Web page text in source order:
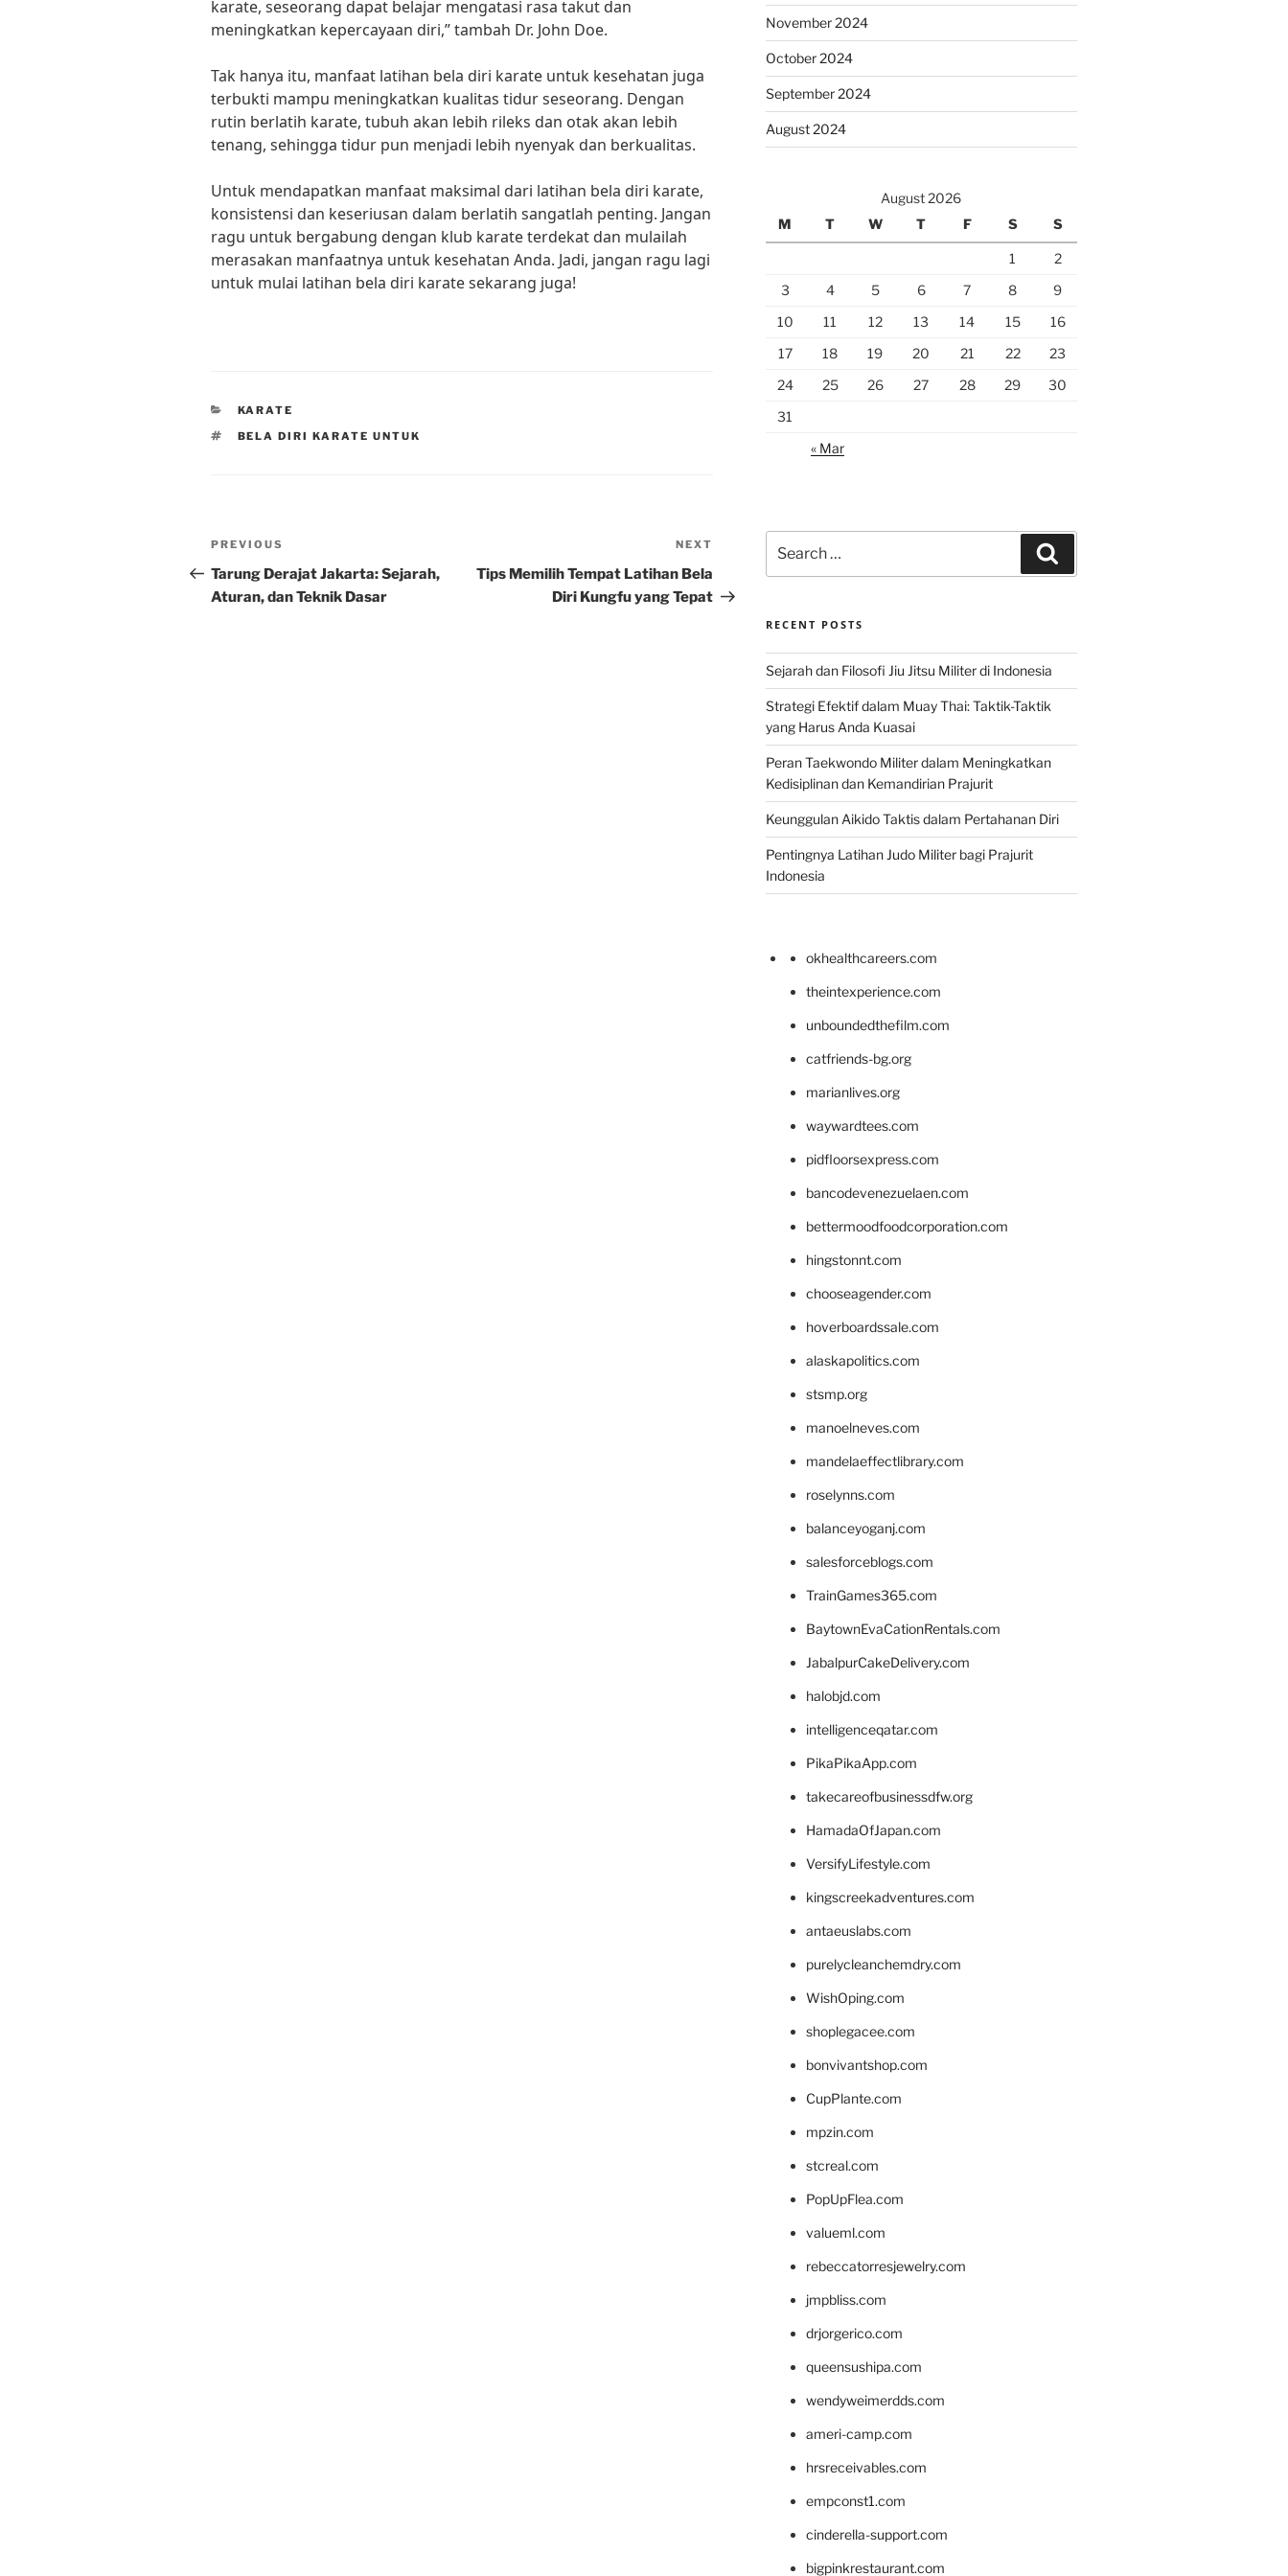
karate, seseorang dapat belajar mengatasi rasa takut dan
meningkatkan kepercayaan diri,” tambah Dr. John Doe.
Tak hanya itu, manfaat latihan bela diri karate untuk kesehatan juga
terbukti mampu meningkatkan kualitas tidur seseorang. Dengan
rutin berlatih karate, tubuh akan lebih rileks dan otak akan lebih
tenang, sehingga tidur pun menjadi lebih nyenyak dan berkualitas.
Untuk mendapatkan manfaat maksimal dari latihan bela diri karate,
konsistensi dan keseriusan dalam berlatih sangatlah penting. Jangan
ragu untuk bergabung dengan klub karate terdekat dan mulailah
merasakan manfaatnya untuk kesehatan Anda. Jadi, jangan ragu lagi
untuk mulai latihan bela diri karate sekarang juga!
CATEGORIES
KARATE
TAGS
BELA DIRI KARATE UNTUK
Post
navigation
Previous
Post
PREVIOUS
Tarung Derajat Jakarta: Sejarah,
Aturan, dan Teknik Dasar
NEXT
Tips Memilih Tempat Latihan Bela
Diri Kungfu yang Tepat
November 2024
October 2024
September 2024
August 2024
August 2026
M
T W T F S S
1
2
3
4 5 6 7 8
9
10
11 12 13 14 15
16
17
18 19 20 21 22
23
24
25 26 27 28 29
30
31
« Mar
for:
RECENT POSTS
Sejarah dan Filosofi Jiu Jitsu Militer di Indonesia
Strategi Efektif dalam Muay Thai: Taktik-Taktik
yang Harus Anda Kuasai
Peran Taekwondo Militer dalam Meningkatkan
Kedisiplinan dan Kemandirian Prajurit
Keunggulan Aikido Taktis dalam Pertahanan Diri
Pentingnya Latihan Judo Militer bagi Prajurit
Indonesia
okhealthcareers.com
theintexperience.com
unboundedthefilm.com
catfriends-bg.org
marianlives.org
waywardtees.com
pidfloorsexpress.com
bancodevenezuelaen.com
bettermoodfoodcorporation.com
hingstonnt.com
chooseagender.com
hoverboardssale.com
alaskapolitics.com
stsmp.org
manoelneves.com
mandelaeffectlibrary.com
roselynns.com
balanceyoganj.com
salesforceblogs.com
TrainGames365.com
BaytownEvaCationRentals.com
JabalpurCakeDelivery.com
halobjd.com
intelligenceqatar.com
PikaPikaApp.com
takecareofbusinessdfw.org
HamadaOfJapan.com
VersifyLifestyle.com
kingscreekadventures.com
antaeuslabs.com
purelycleanchemdry.com
WishOping.com
shoplegacee.com
bonvivantshop.com
CupPlante.com
mpzin.com
stcreal.com
PopUpFlea.com
valueml.com
rebeccatorresjewelry.com
jmpbliss.com
drjorgerico.com
queensushipa.com
wendyweimerdds.com
ameri-camp.com
hrsreceivables.com
empconst1.com
cinderella-support.com
bigpinkrestaurant.com